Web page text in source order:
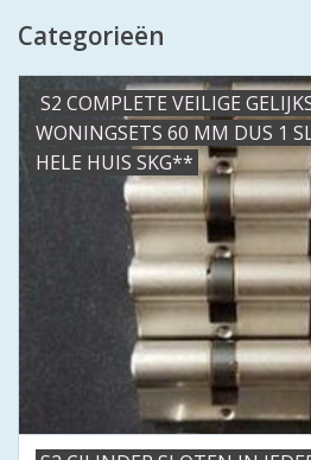
Categorieën
S2 COMPLETE VEILIGE
WONINGSETS 60 MM DUS 1
HELE HUIS SKG**